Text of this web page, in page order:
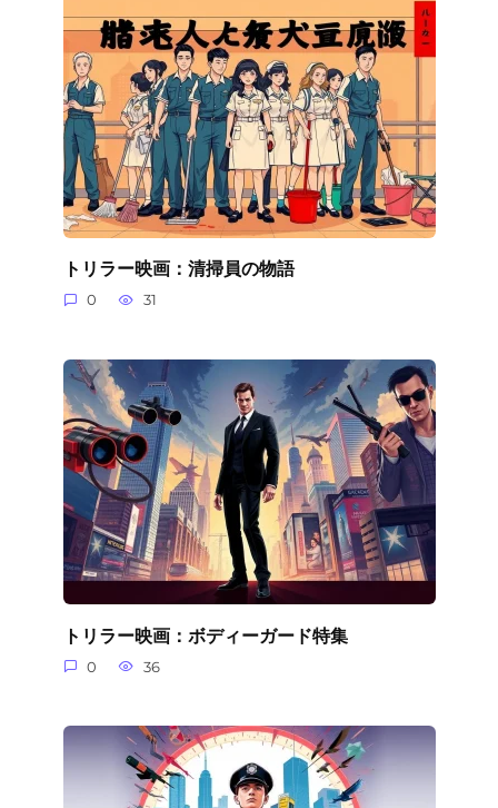
トリラー映画：清掃員の物語
0 31
トリラー映画：ボディーガード特集
0 36